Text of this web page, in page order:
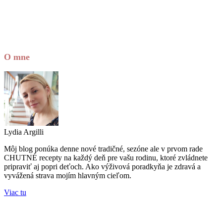
O mne
Lydia Argilli
Môj blog ponúka denne nové tradičné, sezóne ale v prvom rade
CHUTNÉ recepty na každý deň pre vašu rodinu, ktoré zvládnete
pripraviť aj popri deťoch. Ako výživová poradkyňa je zdravá a
vyvážená strava mojím hlavným cieľom.
Viac tu